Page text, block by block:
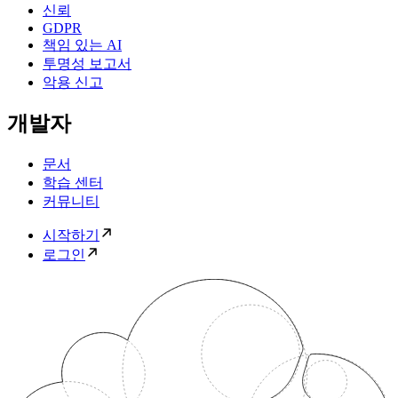
신뢰
GDPR
책임 있는 AI
투명성 보고서
악용 신고
개발자
문서
학습 센터
커뮤니티
시작하기
로그인